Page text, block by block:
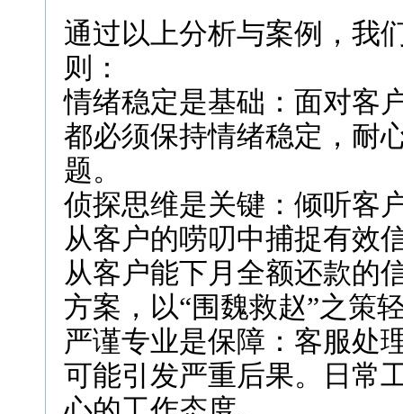
通过以上分析与案例，我
则：
情绪稳定是基础：面对客
都必须保持情绪稳定，耐
题。
侦探思维是关键：倾听客
从客户的唠叨中捕捉有效
从客户能下月全额还款的
方案，以“围魏救赵”之策
严谨专业是保障：客服处
可能引发严重后果。日常